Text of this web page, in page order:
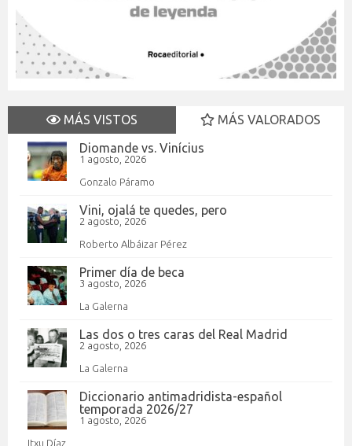
MÁS VISTOS
MÁS VALORADOS
Diomande vs. Vinícius
1 agosto, 2026
Gonzalo Páramo
Vini, ojalá te quedes, pero
2 agosto, 2026
Roberto Albáizar Pérez
Primer día de beca
3 agosto, 2026
La Galerna
Las dos o tres caras del Real Madrid
2 agosto, 2026
La Galerna
Diccionario antimadridista-español
temporada 2026/27
1 agosto, 2026
Itxu Díaz